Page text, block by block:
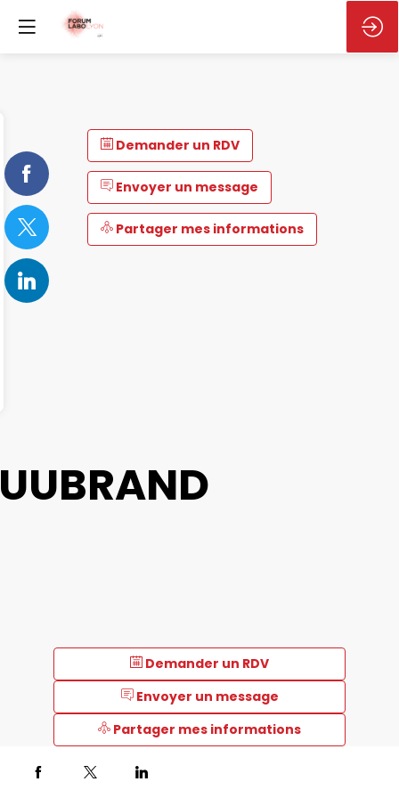
Demander un RDV
Envoyer un message
Partager mes informations
Demander un RDV
Envoyer un message
Partager mes informations
Description